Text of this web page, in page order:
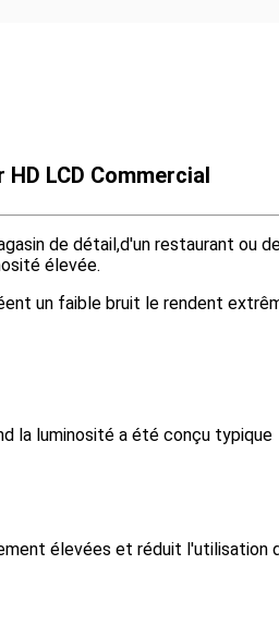
LCD Commercial
de détail,d'un restaurant ou
élevée.
un faible bruit le rendent
la luminosité a été conçu typique
élevées et réduit l'utilisation